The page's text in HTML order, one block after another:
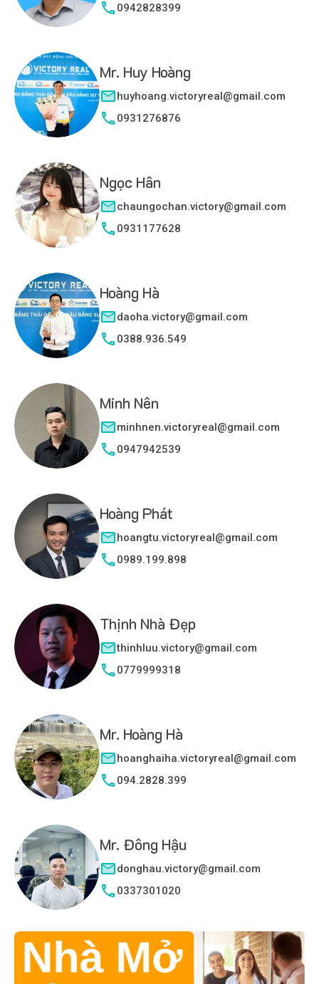
0942828399
Mr. Huy Hoàng
huyhoang.victoryreal@gmail.com
0931276876
Ngọc Hân
chaungochan.victory@gmail.com
0931177628
Hoàng Hà
daoha.victory@gmail.com
0388.936.549
Minh Nên
minhnen.victoryreal@gmail.com
0947942539
Hoàng Phát
hoangtu.victoryreal@gmail.com
0989.199.898
Thịnh Nhà Đẹp
thinhluu.victory@gmail.com
0779999318
Mr. Hoàng Hà
hoanghaiha.victoryreal@gmail.com
094.2828.399
Mr. Đông Hậu
donghau.victory@gmail.com
0337301020